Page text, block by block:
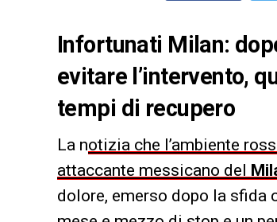
Infortunati Milan:
evitare l’intervento,
tempi di recupero
La notizia che l’ambiente
attaccante messicano del
dolore, emerso dopo la sfida